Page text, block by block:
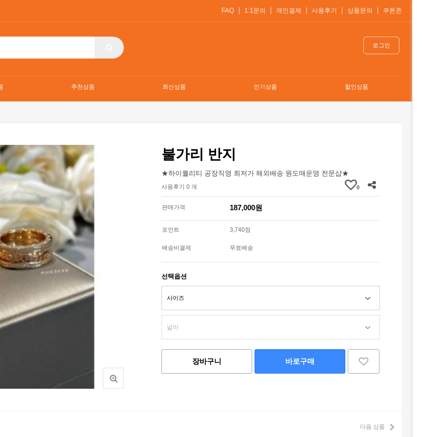
FAQ 1:1문의 개인결제 사용후기 상품문의 쿠폰존
로그인
추천상품 최신상품 인기상품 할인상품
불가리 반지
★하이퀄리티 공장직영 최저가 해외배송 원도매운영 전문샵★
사용후기 0 개 0
판매가격 187,000원
포인트 3,740점
배송비결제 무료배송
선택옵션
장바구니 바로구매
다음 상품